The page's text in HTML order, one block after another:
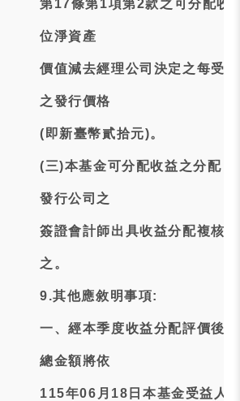
第17條第1項第2款之可分配收
位淨資產
價值減去經理公司決定之每受
之發行價格
(即新臺幣貳拾元)。
(三)本基金可分配收益之分配
發行公司之
簽證會計師出具收益分配複核
之。
9.其他應敘明事項:
一、經本季度收益分配評價後
總金額將依
115年06月18日本基金受益人